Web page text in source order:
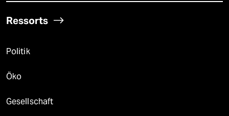
Ressorts
Politik
Öko
Gesellschaft